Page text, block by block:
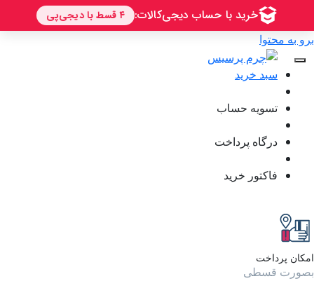
برو به محتوا
سبد خرید
تسویه حساب
درگاه پرداخت
فاکتور خرید
امکان پرداخت
بصورت قسطی